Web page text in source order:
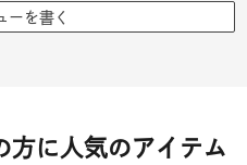
ーを書く
方に人気のアイテム